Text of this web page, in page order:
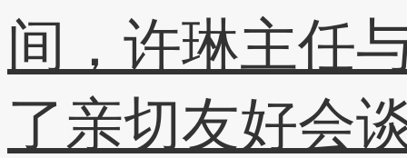
间，许琳主任
了亲切友好会